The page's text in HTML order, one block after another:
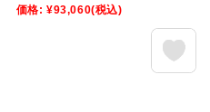
価格: ¥93,060(税込)